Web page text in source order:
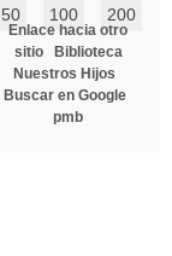
50
100 200
Enlace hacia otro
sitio
Biblioteca
Nuestros Hijos
Buscar en Google
pmb